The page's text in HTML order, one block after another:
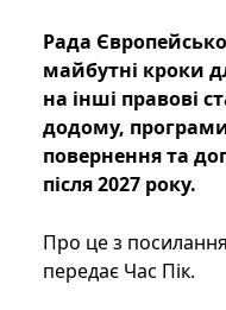
Рада
майбутні кроки
на інші правові
додому,
повернення та
після 2027 року.
Про це з
передає Час Пік.